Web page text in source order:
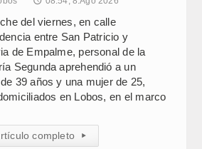
del viernes, en calle
entre San Patricio y
de Empalme, personal de la
Segunda aprehendió a un
39 años y una mujer de 25,
en Lobos, en el marco
completo ▸